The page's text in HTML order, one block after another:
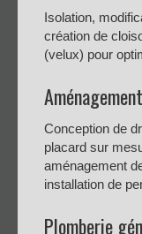
Isolation,
création de
(velux) pour
Conception de
placard sur
aménagement
installation de
Plomberie